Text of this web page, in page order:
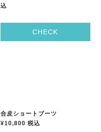
込
CHECK
合皮ショートブーツ
¥10,800税込